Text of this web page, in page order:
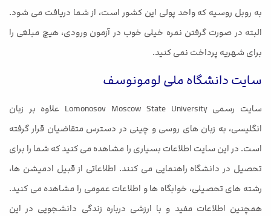
به روبل روسیه که واحد پولی این کشور است، از شما دریافت می شود.
البته در صورت گرفتن نمره خیلی خوب در آزمون ورودی، هیچ مبلغی را
برای شهریه پرداخت نمی کنید.
سایت دانشگاه ملی لومونوسف
سایت رسمی Lomonosov Moscow State University علاوه بر زبان
انگلیسی، به زبان های روسی و چینی در دسترس متقاضیان قرار گرفته
است. در این سایت اطلاعات بسیاری را مشاهده می کنید که شما را برای
تحصیل در دانشگاه راهنمایی می کنند. اطلاعاتی از قبیل ادمیشن ها،
رشته های تحصیلی، خوابگاه ها و اطلاعات عمومی را مشاهده می کنید.
همچنین اطلاعات مفید و با ارزشی درباره زندگی دانشجویی در این